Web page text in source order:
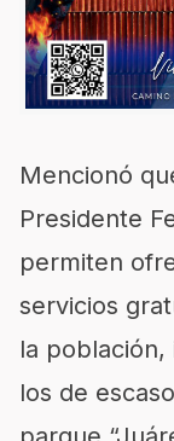
Mencionó
Presidente
permiten
servicios
la
los de